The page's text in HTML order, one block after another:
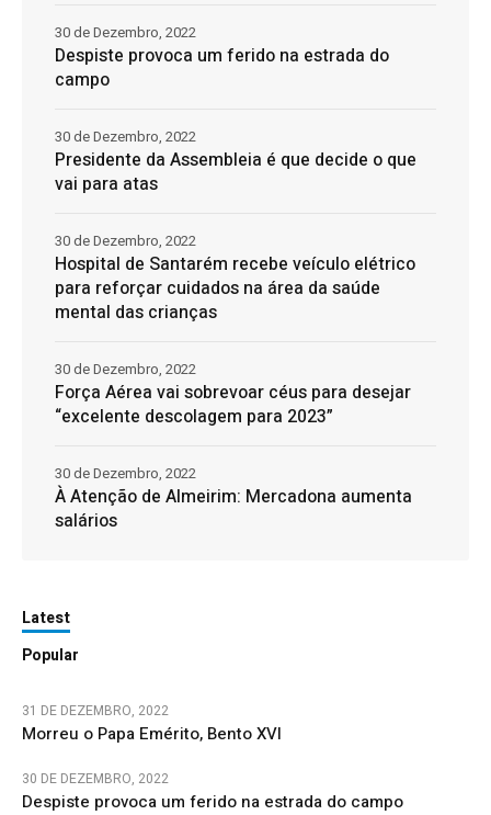
Despiste provoca um ferido na estrada do
campo
30 de Dezembro, 2022
Presidente da Assembleia é que decide o que
vai para atas
30 de Dezembro, 2022
Hospital de Santarém recebe veículo elétrico
para reforçar cuidados na área da saúde
mental das crianças
30 de Dezembro, 2022
Força Aérea vai sobrevoar céus para desejar
“excelente descolagem para 2023”
30 de Dezembro, 2022
À Atenção de Almeirim: Mercadona aumenta
salários
30 de Dezembro, 2022
Latest
Popular
31 DE DEZEMBRO, 2022
Morreu o Papa Emérito, Bento XVI
30 DE DEZEMBRO, 2022
Despiste provoca um ferido na estrada do campo